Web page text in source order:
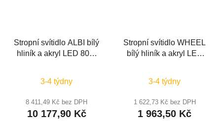
Stropní svítidlo ALBI bílý
hliník a akryl LED 80W
LUCE
3-4 týdny
8 411,49 Kč bez DPH
10 177,90 Kč
Stropní svítidlo WHEEL
bílý hliník a akryl LED
3-4 týdny
1 622,73 Kč bez DPH
1 963,50 Kč